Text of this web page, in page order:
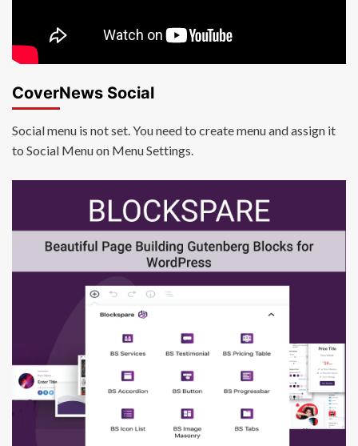
CoverNews Social
Social menu is not set. You need to create menu and assign it
to Social Menu on Menu Settings.